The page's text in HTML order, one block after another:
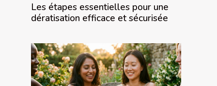
Les étapes essentielles pour une
dératisation efficace et sécurisée